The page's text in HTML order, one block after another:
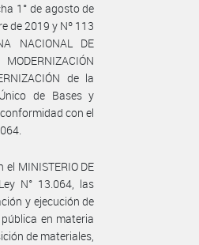
1° de agosto de
de 2019 y Nº 113
NACIONAL DE
de la
de Bases y
con el
MINISTERIO DE
N° 13.064, las
y ejecución de
en materia
de materiales,